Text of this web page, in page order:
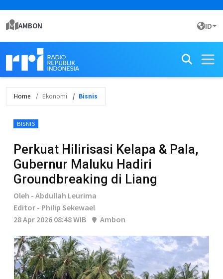
AMBON ID
Home Ekonomi Bisnis
BISNIS
Perkuat Hilirisasi Kelapa & Pala,
Gubernur Maluku Hadiri
Groundbreaking di Liang
Oleh - Abdullah Leurima
Editor - Philip Sekewael
28 Apr 2026 08:48 WIB
Ambon